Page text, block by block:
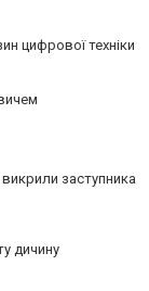
цифрової техніки
заступника
дичину